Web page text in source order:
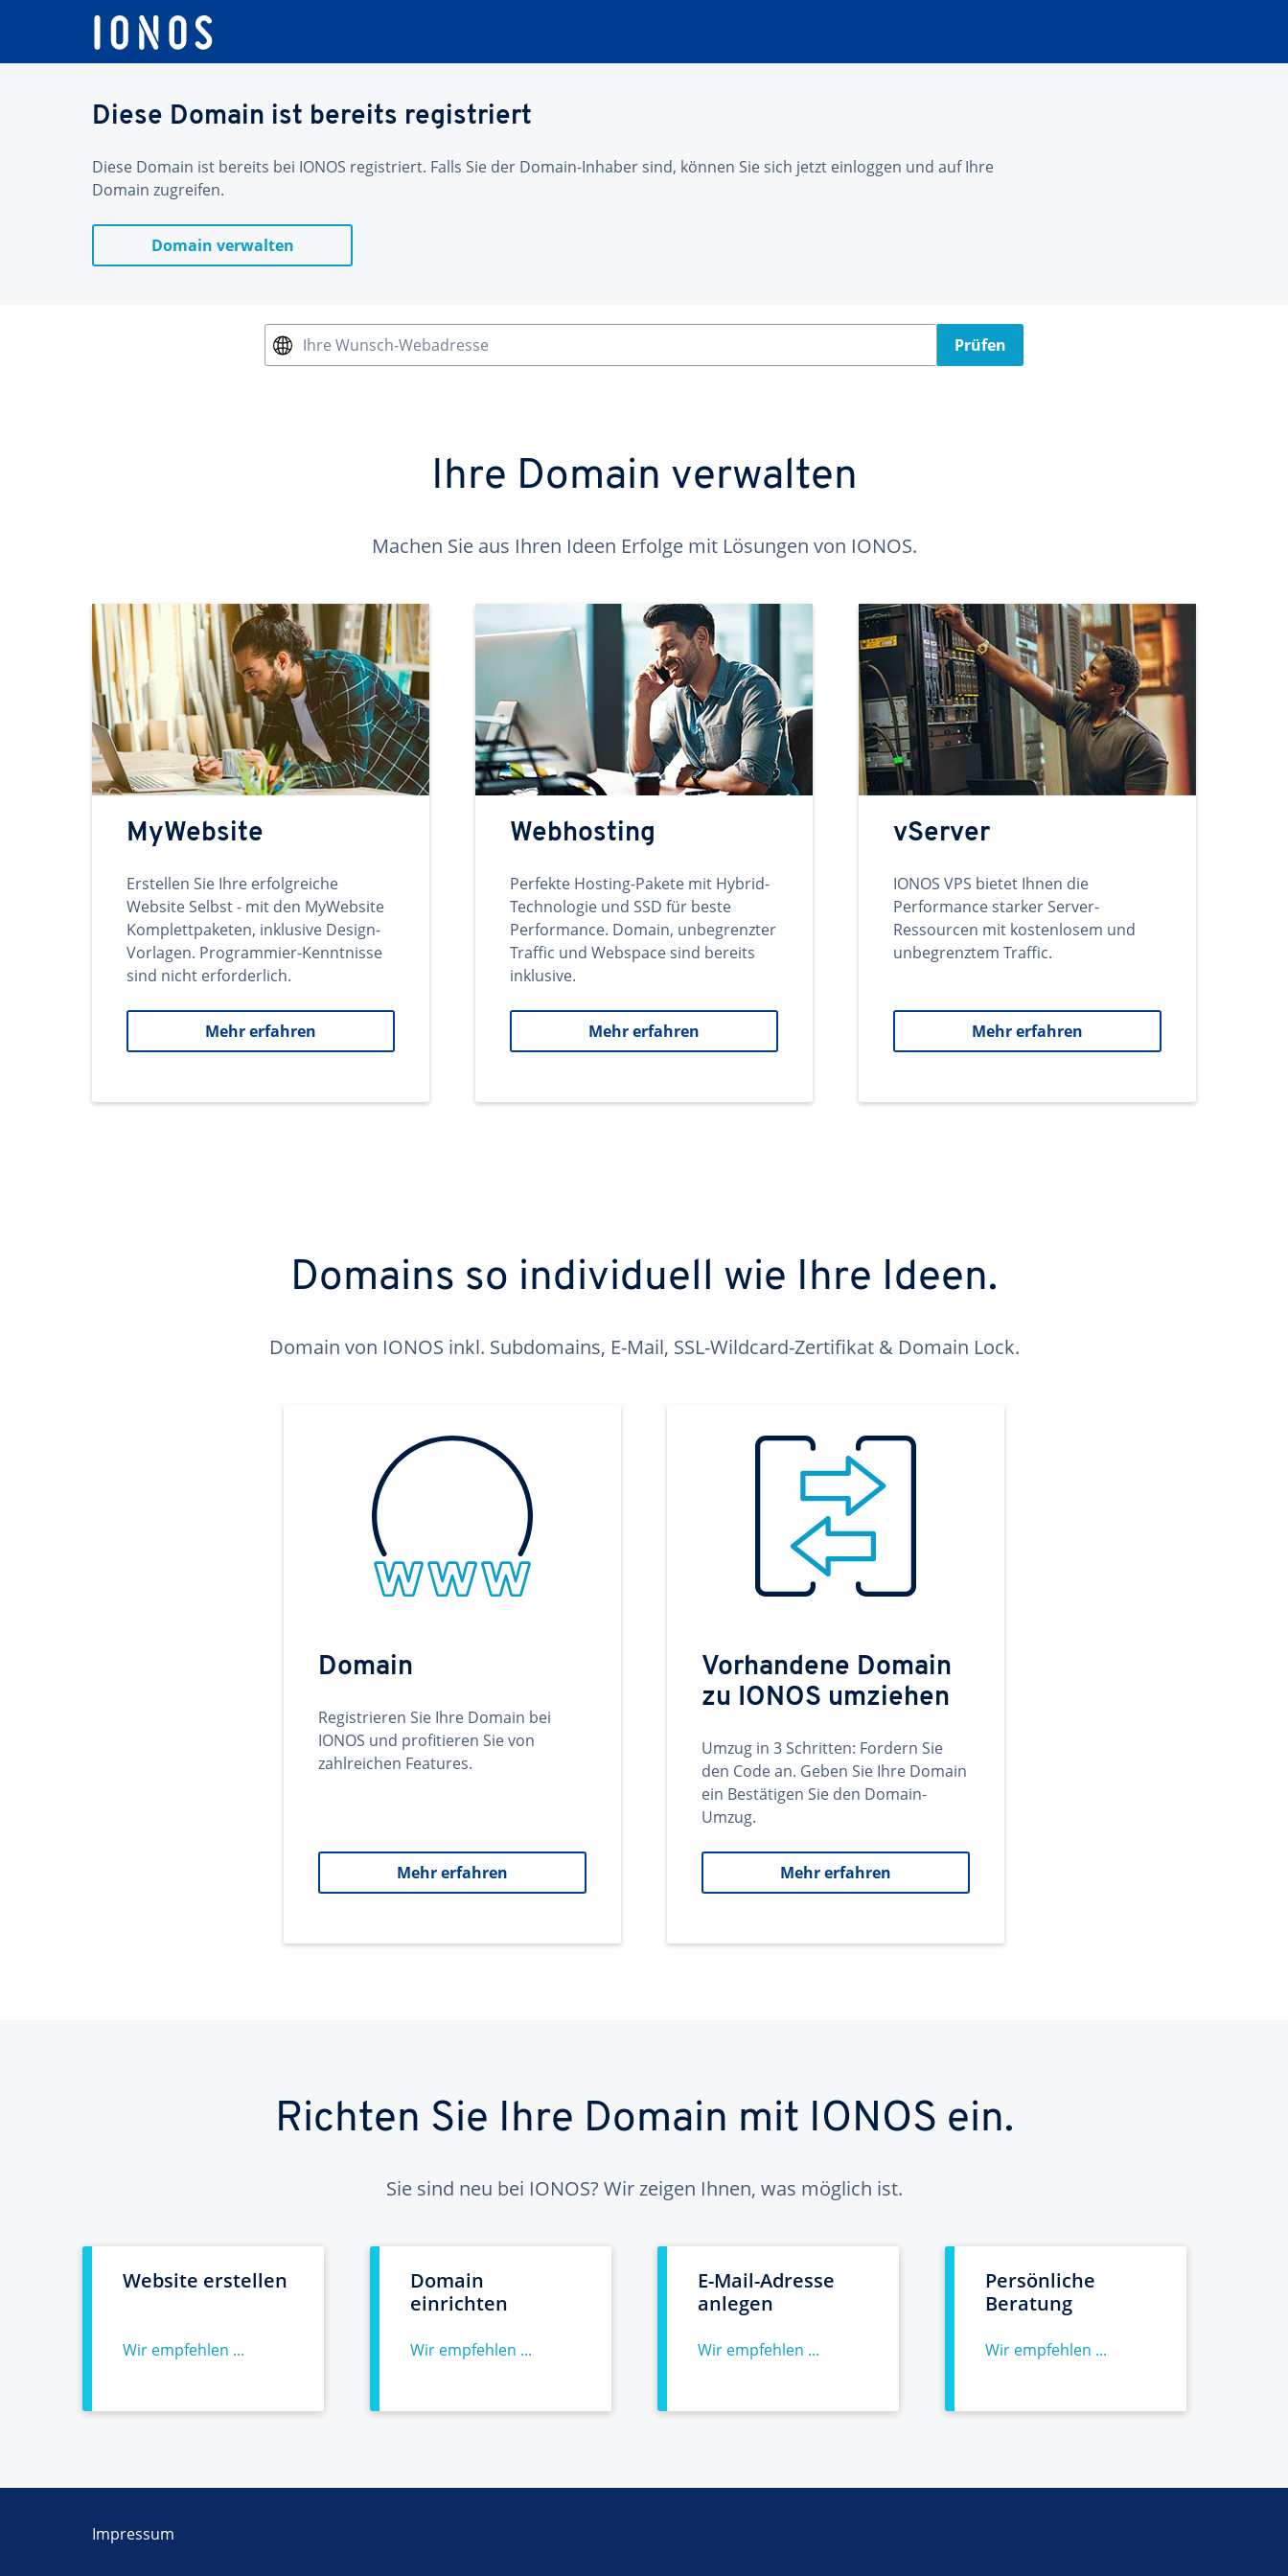
Diese Domain ist bereits registriert
Diese Domain ist bereits bei IONOS registriert. Falls Sie der Domain-Inhaber sind, können Sie sich jetzt einloggen und auf Ihre
Domain zugreifen.
Domain verwalten
Ihre Wunsch-Webadresse Prüfen
Ihre Domain verwalten
Machen Sie aus Ihren Ideen Erfolge mit Lösungen von IONOS.
MyWebsite
Erstellen Sie Ihre erfolgreiche
Website Selbst - mit den MyWebsite
Komplettpaketen, inklusive Design-
Vorlagen. Programmier-Kenntnisse
sind nicht erforderlich.
Mehr erfahren
Webhosting
Perfekte Hosting-Pakete mit Hybrid-
Technologie und SSD für beste
Performance. Domain, unbegrenzter
Traffic und Webspace sind bereits
inklusive.
Mehr erfahren
vServer
IONOS VPS bietet Ihnen die
Performance starker Server-
Ressourcen mit kostenlosem und
unbegrenztem Traffic.
Mehr erfahren
Domains so individuell wie Ihre Ideen.
Domain von IONOS inkl. Subdomains, E-Mail, SSL-Wildcard-Zertifikat & Domain Lock.
Domain
Registrieren Sie Ihre Domain bei
IONOS und profitieren Sie von
zahlreichen Features.
Mehr erfahren
Vorhandene Domain
zu IONOS umziehen
Umzug in 3 Schritten: Fordern Sie
den Code an. Geben Sie Ihre Domain
ein Bestätigen Sie den Domain-
Umzug.
Mehr erfahren
Richten Sie Ihre Domain mit IONOS ein.
Sie sind neu bei IONOS? Wir zeigen Ihnen, was möglich ist.
Website erstellen
Wir empfehlen ...
Domain
einrichten
Wir empfehlen ...
E-Mail-Adresse
anlegen
Wir empfehlen ...
Persönliche
Beratung
Wir empfehlen ...
Impressum